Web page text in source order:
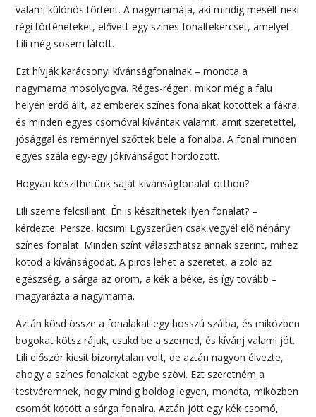
valami különös történt. A nagymamája, aki mindig mesélt neki
régi történeteket, elővett egy színes fonaltekercset, amelyet
Lili még sosem látott.
Ezt hívják karácsonyi kívánságfonalnak – mondta a
nagymama mosolyogva. Réges-régen, mikor még a falu
helyén erdő állt, az emberek színes fonalakat kötöttek a fákra,
és minden egyes csomóval kívántak valamit, amit szeretettel,
jósággal és reménnyel szőttek bele a fonalba. A fonal minden
egyes szála egy-egy jókívánságot hordozott.
Hogyan készíthetünk saját kívánságfonalat otthon?
Lili szeme felcsillant. Én is készíthetek ilyen fonalat? –
kérdezte. Persze, kicsim! Egyszerűen csak vegyél elő néhány
színes fonalat. Minden színt választhatsz annak szerint, mihez
kötöd a kívánságodat. A piros lehet a szeretet, a zöld az
egészség, a sárga az öröm, a kék a béke, és így tovább –
magyarázta a nagymama.
Aztán kösd össze a fonalakat egy hosszú szálba, és miközben
bogokat kötsz rájuk, csukd be a szemed, és kívánj valami jót.
Lili először kicsit bizonytalan volt, de aztán nagyon élvezte,
ahogy a színes fonalakat egybe szövi. Ezt szeretném a
testvéremnek, hogy mindig boldog legyen, mondta, miközben
csomót kötött a sárga fonalra. Aztán jött egy kék csomó,